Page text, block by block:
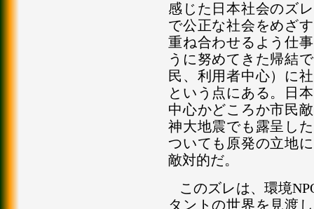
感じた日本社会のズ
で公正な社会をめざ
重ね合わせるよう仕
うに努めてきた帰結
民、利用者中心）に
という点にある。日
中心かどころか市民
神大地震でも露呈し
ついても原発の立地
敵対的だ。
このズレは、環境
タントの世界を見渡